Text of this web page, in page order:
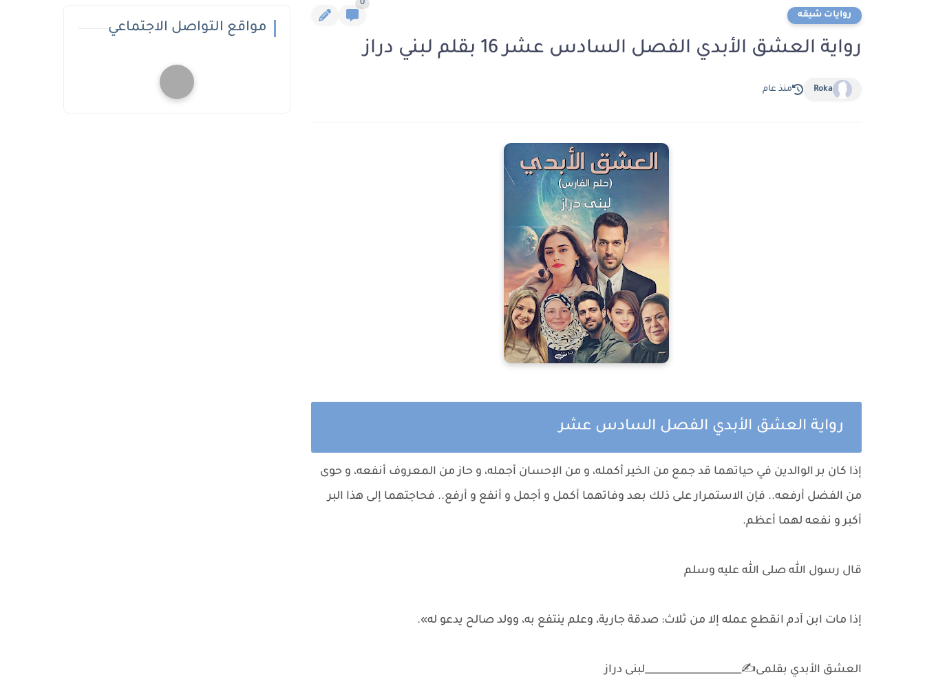
روايات شيقه
0
رواية العشق الأبدي الفصل السادس عشر 16 بقلم لبني دراز
Roka منذ عام
رواية العشق الأبدي الفصل السادس عشر
إذا كان بر الوالدين في حياتهما قد جمع من الخير أكمله، و من الإحسان أجمله، و حاز من المعروف أنفعه، و حوى
من الفضل أرفعه.. فإن الاستمرار على ذلك بعد وفاتهما أكمل و أجمل و أنفع و أرفع.. فحاجتهما إلى هذا البر
أكبر و نفعه لهما أعظم.
قال رسول الله صلى الله عليه وسلم
إذا مات ابن آدم انقطع عمله إلا من ثلاث: صدقة جارية، وعلم ينتفع به، وولد صالح يدعو له».
العشق الأبدي بقلمى✍️____________________لبنى دراز
مواقع التواصل الاجتماعي